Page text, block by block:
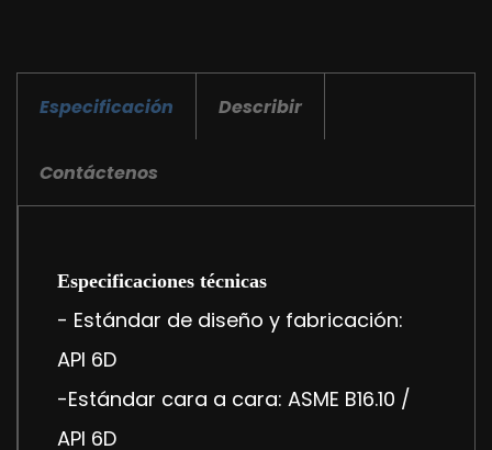
Especificación Describir
Contáctenos
Especificaciones técnicas
- Estándar de diseño y fabricación:
API 6D
-Estándar cara a cara: ASME B16.10 /
API 6D